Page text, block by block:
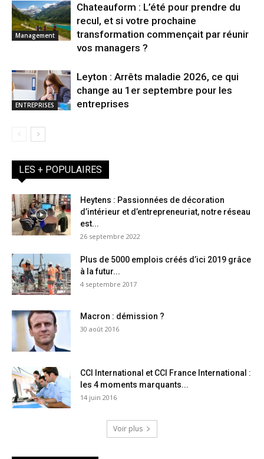
Management
Chateauform : L’été pour prendre du
recul, et si votre prochaine
transformation commençait par réunir
vos managers ?
ENTREPRISES
Leyton : Arrêts maladie 2026, ce qui
change au 1er septembre pour les
entreprises
LES + POPULAIRES
Heytens : Passionnées de décoration
d’intérieur et d’entrepreneuriat, notre réseau
est...
26 septembre 2022
Plus de 5000 emplois créés d’ici 2019 grâce
à la futur...
4 septembre 2017
Macron : démission ?
30 août 2016
CCI International et CCI France International :
les 4 moments marquants...
14 juin 2016
Voir plus